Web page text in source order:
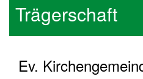
Trägerschaft
Ev.